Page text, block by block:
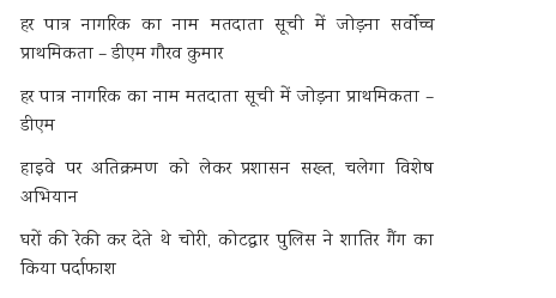
हर पात्र नागरिक का नाम मतदाता सूची में जोड़ना सर्वोच्च
प्राथमिकता – डीएम गौरव कुमार
हर पात्र नागरिक का नाम मतदाता सूची में जोड़ना प्राथमिकता –
डीएम
हाइवे पर अतिक्रमण को लेकर प्रशासन सख्त, चलेगा विशेष
अभियान
घरों की रेकी कर देते थे चोरी, कोटद्वार पुलिस ने शातिर गैंग का
किया पर्दाफाश